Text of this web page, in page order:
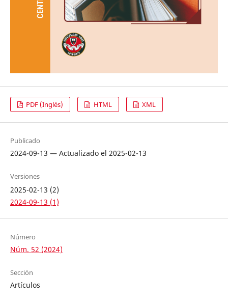
PDF (Inglés) HTML XML
Publicado
2024-09-13 — Actualizado el 2025-02-13
Versiones
2025-02-13 (2)
2024-09-13 (1)
Número
Núm. 52 (2024)
Sección
Artículos